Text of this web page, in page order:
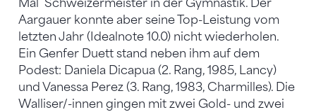
Mal Schweizermeister in der Gymnastik. Der
Aargauer konnte aber seine Top-Leistung vom
letzten Jahr (Idealnote 10.0) nicht wiederholen.
Ein Genfer Duett stand neben ihm auf dem
Podest: Daniela Dicapua (2. Rang, 1985, Lancy)
und Vanessa Perez (3. Rang, 1983, Charmilles). Die
Walliser/-innen gingen mit zwei Gold- und zwei